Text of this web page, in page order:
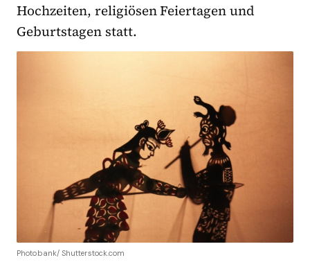
Hochzeiten, religiösen Feiertagen und
Geburtstagen statt.
Photobank/ Shutterstock.com